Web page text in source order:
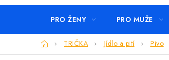
PRO ŽENY PRO MUŽE
DomůTRIČKA Jídlo a pití Pivo